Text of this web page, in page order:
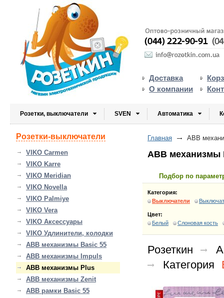
Доставка
О компании
Розетки, выключатели SVEN Автоматика
Главная ABB
ABB механизмы
Подбор по
Категория:
Выключатели
Цвет:
Белый
Слоновая кость
Розеткин
Категория
Розетки-выключатели
VIKO Carmen
VIKO Karre
VIKO Meridian
VIKO Novella
VIKO Palmiye
VIKO Vera
VIKO Аксессуары
VIKO Удлинители, колодки
ABB механизмы Basic 55
ABB механизмы Impuls
ABB механизмы Plus
ABB механизмы Zenit
ABB рамки Basic 55